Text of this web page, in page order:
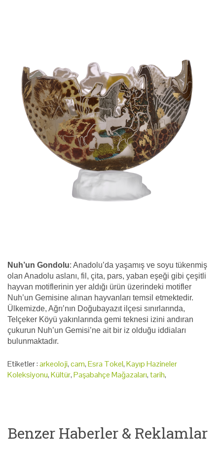
Nuh’un Gondolu: Anadolu’da yaşamış ve soyu tükenmiş
olan Anadolu aslanı, fil, çita, pars, yaban eşeği gibi çeşitli
hayvan motiflerinin yer aldığı ürün üzerindeki motifler
Nuh’un Gemisine alınan hayvanları temsil etmektedir.
Ülkemizde, Ağrı’nın Doğubayazıt ilçesi sınırlarında,
Telçeker Köyü yakınlarında gemi teknesi izini andıran
çukurun Nuh’un Gemisi’ne ait bir iz olduğu iddiaları
bulunmaktadır.
Etiketler :arkeoloji,cam,Esra Tokel,Kayıp Hazineler
Koleksiyonu,Kültür,Paşabahçe Mağazaları,tarih,
Benzer Haberler & Reklamlar